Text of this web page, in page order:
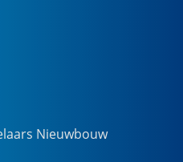
Nieuwbouw